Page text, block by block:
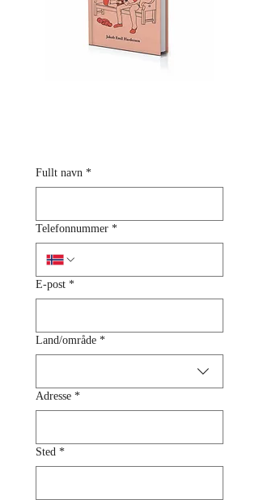
Fullt navn *
Telefonnummer *
E-post *
Adresse med flere linjer
Land/område *
Adresse *
Sted *